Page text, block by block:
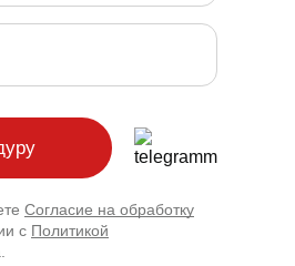
Согласие на обработку
с Политикой